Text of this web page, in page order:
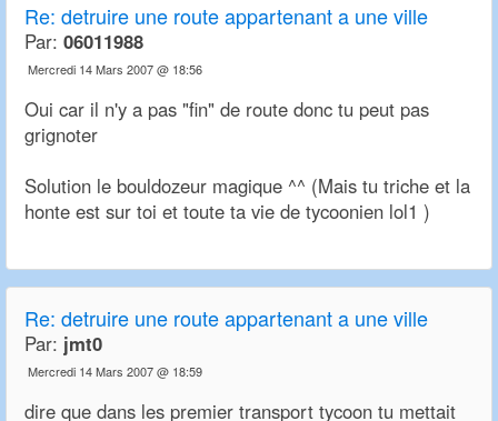
Re: detruire une route appartenant a une ville
Par: 06011988
Mercredi 14 Mars 2007 @ 18:56
Oui car il n'y a pas "fin" de route donc tu peut pas
grignoter
Solution le bouldozeur magique ^^ (Mais tu triche et la
honte est sur toi et toute ta vie de tycoonien lol1 )
Re: detruire une route appartenant a une ville
Par: jmt0
Mercredi 14 Mars 2007 @ 18:59
dire que dans les premier transport tycoon tu mettait